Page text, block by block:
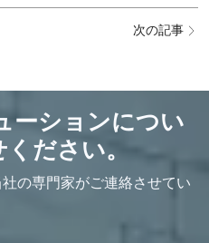
次の記事
ーションについ
ださい。
の専門家がご連絡させてい